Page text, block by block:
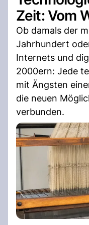
Zeit: Vom
Ob damals der
Jahrhundert
Internets und
2000ern: Jede
mit Ängsten
die neuen
verbunden.